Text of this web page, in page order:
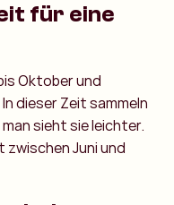
für eine
Oktober und
dieser Zeit sammeln
sieht sie leichter.
Juni und